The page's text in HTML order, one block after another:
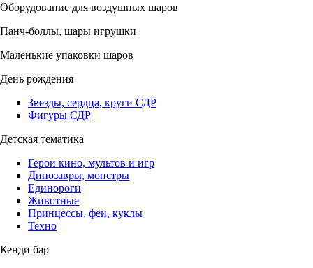
Оборудование для воздушных шаров
Панч-боллы, шары игрушки
Маленькие упаковки шаров
День рождения
Звезды, сердца, круги СДР
Фигуры СДР
Детская тематика
Герои кино, мультов и игр
Динозавры, монстры
Единороги
Животные
Принцессы, феи, куклы
Техно
Кенди бар